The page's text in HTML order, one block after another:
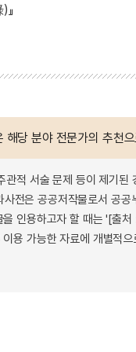
해당 분야 전문가의 추천
관적 서술 문제 등이 제기
사전은 공공저작물로서 공
을 인용하고자 할 때는 '[출
용 가능한 자료에 개별적